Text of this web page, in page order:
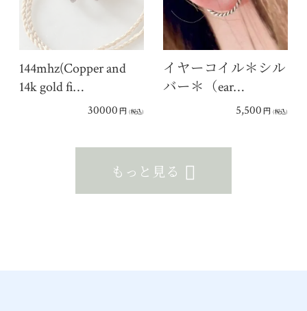
144mhz(Copper and
14k gold fi…
30000 円 (税込)
イヤーコイル＊シル
バー＊（ear…
5,500 円 (税込)
もっと見る